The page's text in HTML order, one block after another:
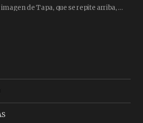
(La imagen de Tapa, que se repite arriba, fue compuesta por Amilcar Moretti el viernes…